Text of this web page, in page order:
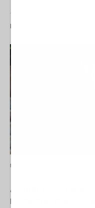
NOTICIAS
¿Cuándo visitará
responde que